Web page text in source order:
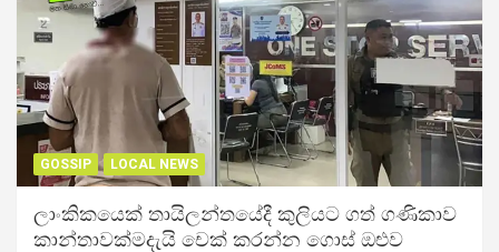
GOSSIP LOCAL NEWS
ලාංකිකයෙක් තායිලන්තයේදී කුලියට ගත් ගණිකාව
කාන්තාවක්මදැයි චෙක් කරන්න ගොස් ඔළුව